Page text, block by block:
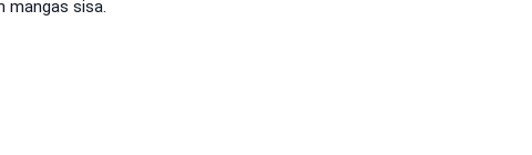
mangas sisa.